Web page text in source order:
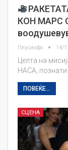
КОН МАРС
Плусинфо 14/
Целта на
НАСА, познати
ПОВЕЌЕ...
СЦЕНА